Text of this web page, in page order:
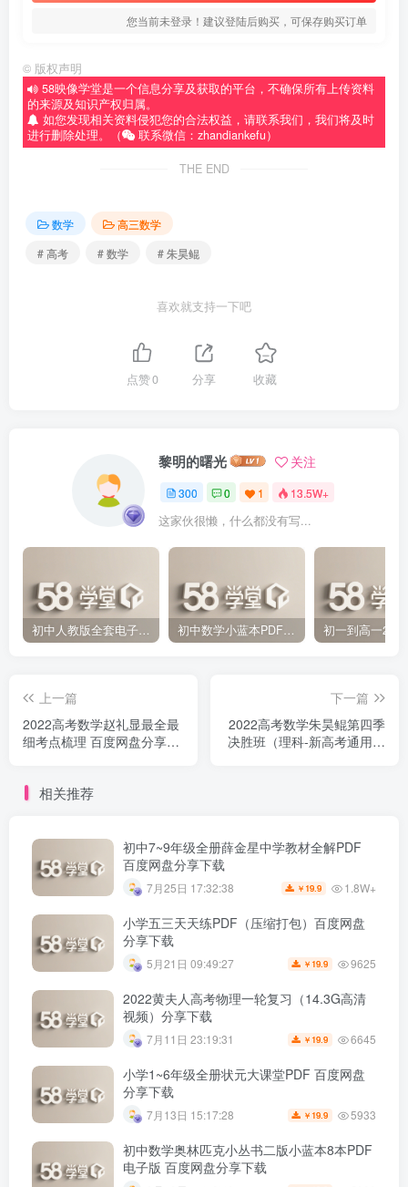
您当前未登录！建议登陆后购买，可保存购买订单
© 版权声明
58映像学堂是一个信息分享及获取的平台，不确保所有上传资料
的来源及知识产权归属。
如您发现相关资料侵犯您的合法权益，请联系我们，我们将及时
进行删除处理。（
联系微信：zhandiankefu）
THE END
数学
高三数学
# 高考
# 数学 # 朱昊鲲
喜欢就支持一下吧
点赞0 分享 收藏
黎明的曙光 关注
300 0 1 13.5W+
这家伙很懒，什么都没有写...
初中人教版全套电子课本 百度网盘分享下载 初中数学小蓝本PDF电子版（压缩打包）百度网盘分享下载
上一篇
2022高考数学赵礼显最全最
细考点梳理 百度网盘分享下
下一篇
2022高考数学朱昊鲲第四季
决胜班（理科-新高考通用）
相关推荐
初中7~9年级全册薛金星中学教材全解PDF
百度网盘分享下载
7月25日 17:32:38 ￥ 19.9 1.8W+
小学五三天天练PDF（压缩打包）百度网盘
分享下载
5月21日 09:49:27 ￥ 19.9 9625
2022黄夫人高考物理一轮复习（14.3G高清
视频）分享下载
7月11日 23:19:31 ￥ 19.9 6645
小学1~6年级全册状元大课堂PDF 百度网盘
分享下载
7月13日 15:17:28 ￥ 19.9 5933
初中数学奥林匹克小丛书二版小蓝本8本PDF
电子版 百度网盘分享下载